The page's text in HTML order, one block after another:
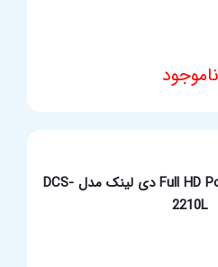
ناموجود
دوربین تحت شبکه Full HD PoE دی لینک مدل DCS-
2210L